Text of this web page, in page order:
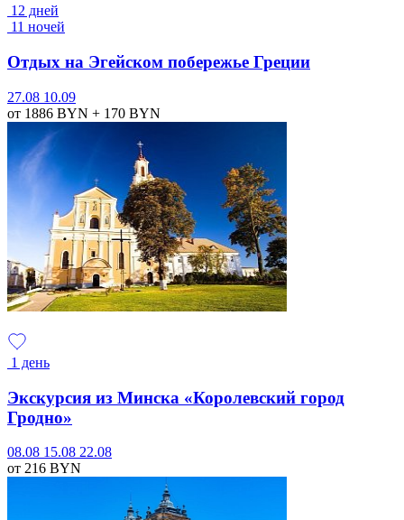
12 дней
11 ночей
Отдых на Эгейском побережье Греции
27.08 10.09
от 1886 BYN + 170 BYN
1 день
Экскурсия из Минска «Королевский город
Гродно»
08.08 15.08 22.08
от 216 BYN